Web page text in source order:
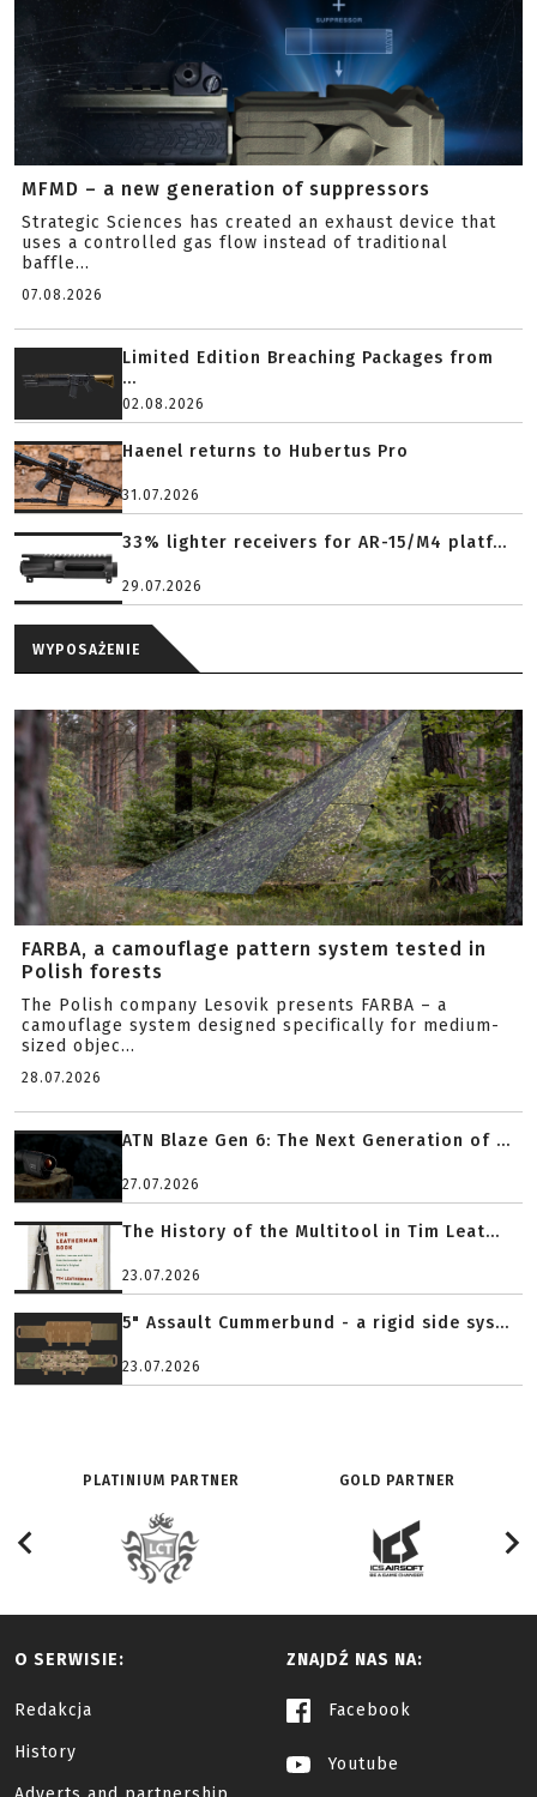
MFMD – a new generation of suppressors
Strategic Sciences has created an exhaust device that
uses a controlled gas flow instead of traditional
baffle...
07.08.2026
Limited Edition Breaching Packages from
...
02.08.2026
Haenel returns to Hubertus Pro
31.07.2026
33% lighter receivers for AR-15/M4 platf...
29.07.2026
WYPOSAŻENIE
FARBA, a camouflage pattern system tested in
Polish forests
The Polish company Lesovik presents FARBA – a
camouflage system designed specifically for medium-
sized objec...
28.07.2026
ATN Blaze Gen 6: The Next Generation of ...
27.07.2026
The History of the Multitool in Tim Leat...
23.07.2026
5" Assault Cummerbund - a rigid side sys...
23.07.2026
PLATINIUM PARTNER GOLD PARTNER
O SERWISIE:
Redakcja
History
ZNAJDŹ NAS NA:
Facebook
Youtube